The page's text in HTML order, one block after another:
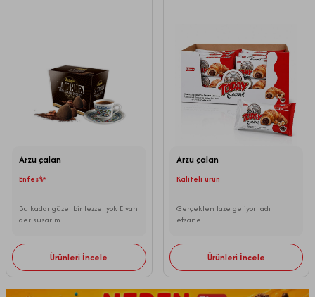
Arzu çalan
Enfes✨
Bu kadar güzel bir lezzet yok Elvan
der susarım
Ürünleri İncele
Arzu çalan
Kaliteli ürün
Gerçekten taze geliyor tadı
efsane
Ürünleri İncele